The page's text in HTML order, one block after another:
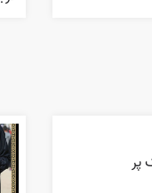
پر